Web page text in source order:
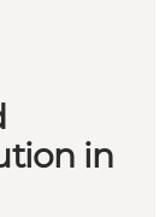
in